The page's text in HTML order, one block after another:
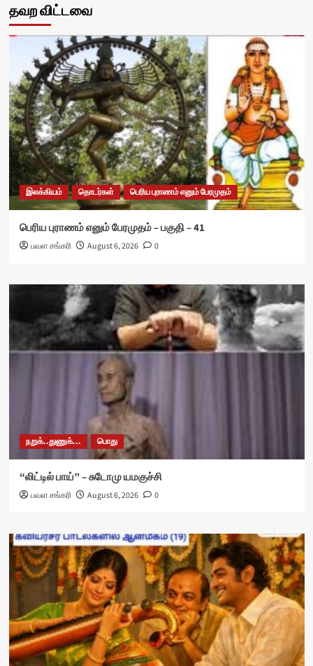
தவற விட்டவை
இலக்கியம் தொடர்கள் பெரிய புராணம் எனும் பேரமுதம்
பெரிய புராணம் எனும் பேரமுதம் – பகுதி – 41
பவள சங்கரி August 6, 2026 0
நறுக்..துணுக்... பொது
“லிட்டில் பாய்” – சுடோமு யமகுச்சி
பவள சங்கரி August 6, 2026 0